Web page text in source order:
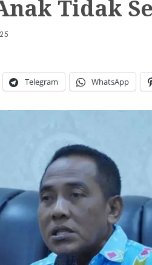
Tidak
Telegram WhatsApp